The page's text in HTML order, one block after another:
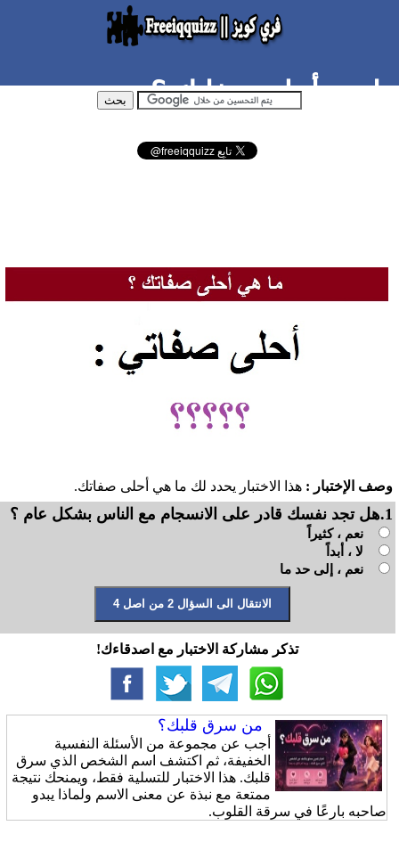
ما هي أحلى صفاتك ؟
وصف الإختبار :هذا الاختبار يحدد لك ما هي أحلى صفاتك.
1.هل تجد نفسك قادر على الانسجام مع الناس بشكل عام ؟
نعم ، كثيراً
لا ، أبداً
نعم ، إلى حد ما
تذكر مشاركة الاختبار مع اصدقاءك!
من سرق قلبك؟
أجب عن مجموعة من الأسئلة النفسية
الخفيفة، ثم اكتشف اسم الشخص الذي سرق
قلبك. هذا الاختبار للتسلية فقط، ويمنحك نتيجة
ممتعة مع نبذة عن معنى الاسم ولماذا يبدو
صاحبه بارعًا في سرقة القلوب.